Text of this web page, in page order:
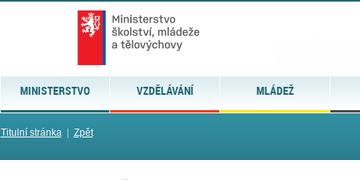
MINISTERSTVO VZDĚLÁVÁNÍ MLÁDEŽ
Titulní stránka| Zpět